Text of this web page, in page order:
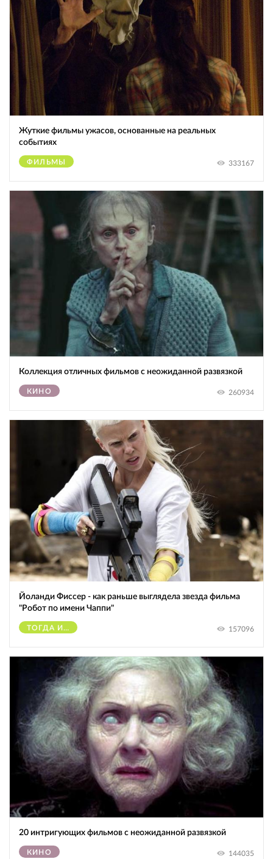
Жуткие фильмы ужасов, основанные на реальных
событиях
ФИЛЬМЫ 333167
Коллекция отличных фильмов с неожиданной развязкой
КИНО 260934
Йоланди Фиссер - как раньше выглядела звезда фильма
"Робот по имени Чаппи"
ТОГДА И СЕЙЧАС 157096
20 интригующих фильмов с неожиданной развязкой
КИНО 144035